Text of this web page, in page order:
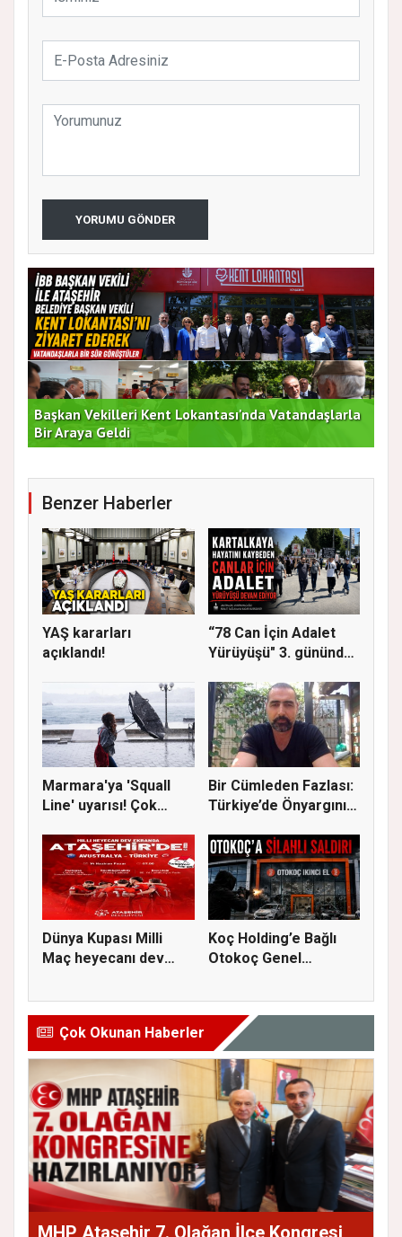
YORUMU GÖNDER
Başkan Vekilleri Kent Lokantası'nda Vatandaşlarla
Bir Araya Geldi
Benzer Haberler
YAŞ kararları
açıklandı!
“78 Can İçin Adalet
Yürüyüşü" 3. gününde
Marmara'ya 'Squall
Line' uyarısı! Çok
Bir Cümleden Fazlası:
Türkiye’de Önyargının
Dünya Kupası Milli
Maç heyecanı dev
Koç Holding’e Bağlı
Otokoç Genel
Çok Okunan Haberler